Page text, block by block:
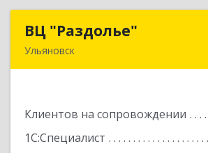
ВЦ "Раздолье"
Ульяновск
Клиентов на сопровождении
1С:Специалист